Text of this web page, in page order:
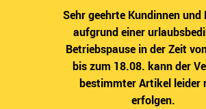
Sehr geehrte Kundinnen und
aufgrund einer
Betriebspause in der Zeit
bis zum 18.08. kann der
bestimmter Artikel leider
erfolgen.